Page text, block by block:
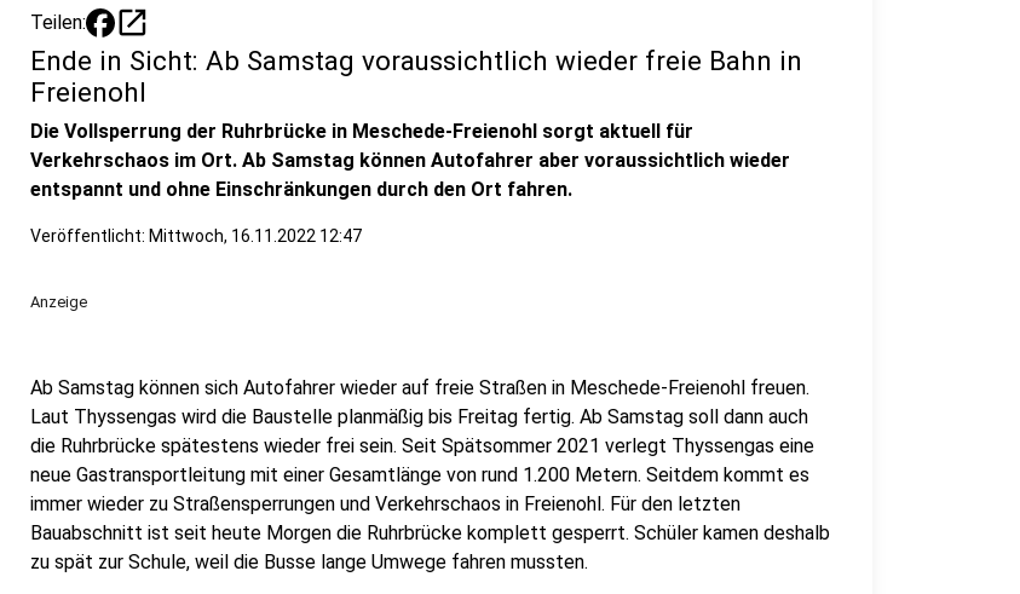
Teilen: open_in_new
Ende in Sicht: Ab Samstag voraussichtlich wieder freie Bahn in
Freienohl
Die Vollsperrung der Ruhrbrücke in Meschede-Freienohl sorgt aktuell für
Verkehrschaos im Ort. Ab Samstag können Autofahrer aber voraussichtlich wieder
entspannt und ohne Einschränkungen durch den Ort fahren.
Veröffentlicht: Mittwoch, 16.11.2022 12:47
Anzeige
Ab Samstag können sich Autofahrer wieder auf freie Straßen in Meschede-Freienohl freuen.
Laut Thyssengas wird die Baustelle planmäßig bis Freitag fertig. Ab Samstag soll dann auch
die Ruhrbrücke spätestens wieder frei sein. Seit Spätsommer 2021 verlegt Thyssengas eine
neue Gastransportleitung mit einer Gesamtlänge von rund 1.200 Metern. Seitdem kommt es
immer wieder zu Straßensperrungen und Verkehrschaos in Freienohl. Für den letzten
Bauabschnitt ist seit heute Morgen die Ruhrbrücke komplett gesperrt. Schüler kamen deshalb
zu spät zur Schule, weil die Busse lange Umwege fahren mussten.